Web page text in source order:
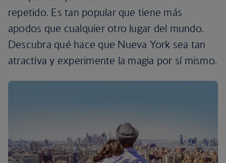
repetido. Es tan popular que tiene más
apodos que cualquier otro lugar del mundo.
Descubra qué hace que Nueva York sea tan
atractiva y experimente la magia por sí mismo.